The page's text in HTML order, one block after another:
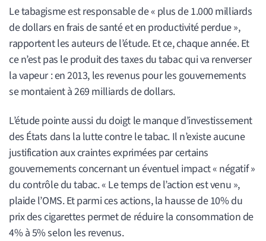
Le tabagisme est responsable de « plus de 1.000 milliards
de dollars en frais de santé et en productivité perdue »,
rapportent les auteurs de l’étude. Et ce, chaque année. Et
ce n’est pas le produit des taxes du tabac qui va renverser
la vapeur : en 2013, les revenus pour les gouvernements
se montaient à 269 milliards de dollars.
L’étude pointe aussi du doigt le manque d’investissement
des États dans la lutte contre le tabac. Il n’existe aucune
justification aux craintes exprimées par certains
gouvernements concernant un éventuel impact « négatif »
du contrôle du tabac. « Le temps de l’action est venu »,
plaide l’OMS. Et parmi ces actions, la hausse de 10% du
prix des cigarettes permet de réduire la consommation de
4% à 5% selon les revenus.